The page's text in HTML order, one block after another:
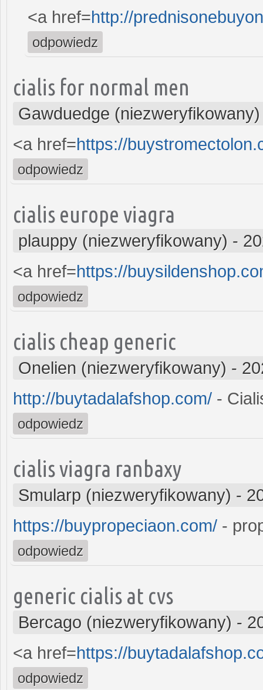
<a href=http://
odpowiedz
cialis for normal men
Gawduedge (niezweryfikowany)
<a href=https://
odpowiedz
cialis europe viagra
plauppy (niezweryfikowany) -
<a href=https://
odpowiedz
cialis cheap generic
Onelien (niezweryfikowany) -
http://buytadalafshop.com/ -
odpowiedz
cialis viagra ranbaxy
Smularp (niezweryfikowany) -
https://buypropeciaon.com/ -
odpowiedz
generic cialis at cvs
Bercago (niezweryfikowany) -
<a href=https://
odpowiedz